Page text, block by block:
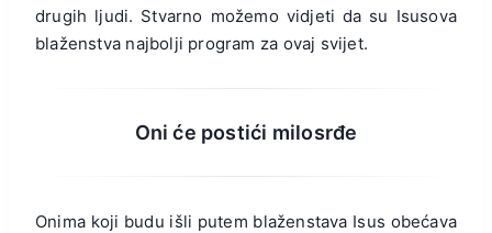
drugih ljudi. Stvarno možemo vidjeti da su Isusova
blaženstva najbolji program za ovaj svijet.
Oni će postići milosrđe
Onima koji budu išli putem blaženstava Isus obećava